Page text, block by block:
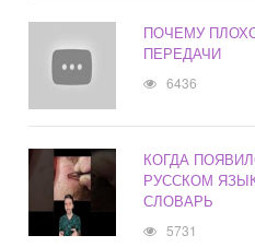
ПОЧЕМУ
ПЕРЕДАЧИ
6436
КОГДА
РУССКОМ
СЛОВАРЬ
5731